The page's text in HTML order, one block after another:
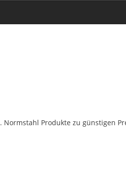
Produkte zu günstigen